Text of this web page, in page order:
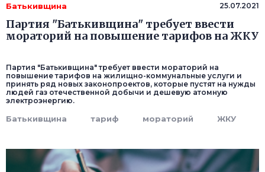
Батькивщина 25.07.2021
Партия "Батькивщина" требует ввести
мораторий на повышение тарифов на ЖКУ
Партия "Батькивщина" требует ввести мораторий на
повышение тарифов на жилищно-коммунальные услуги и
принять ряд новых законопроектов, которые пустят на нужды
людей газ отечественной добычи и дешевую атомную
электроэнергию.
Батькивщина тариф мораторий ЖКУ